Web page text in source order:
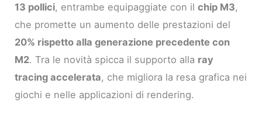
13 pollici, entrambe equipaggiate con ilchip M3,
che promette un aumento delle prestazioni del
20% rispetto alla generazione precedente con
M2. Tra le novità spicca il supporto alla ray
tracing accelerata, che migliora la resa grafica nei
giochi e nelle applicazioni di rendering.